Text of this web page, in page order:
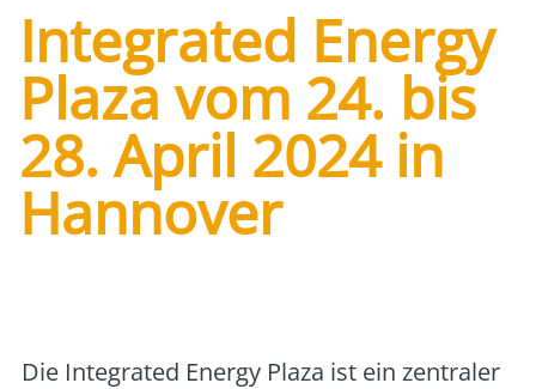
Integrated Energy
Plaza vom 24. bis
28. April 2024 in
Hannover
Die Inte­gra­ted Ener­gy Pla­za ist ein zen­tra­ler